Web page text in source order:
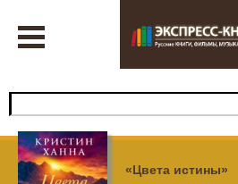
«Цвета истины»